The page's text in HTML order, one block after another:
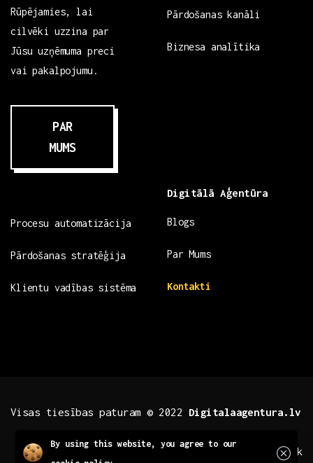
Rūpējamies, lai
cilvēki uzzina par
Jūsu uzņēmuma preci
vai pakalpojumu.
PAR
MUMS
Pārdošanas kanāli
Biznesa analītika
Procesu automatizācija
Pārdošanas stratēģija
Klientu vadības sistēma
Digitālā Aģentūra
Blogs
Par Mums
Kontakti
Visas tiesības paturam © 2022 Digitalaagentura.lv
.fb .insta .tiktok
By using this website, you agree to our
Close